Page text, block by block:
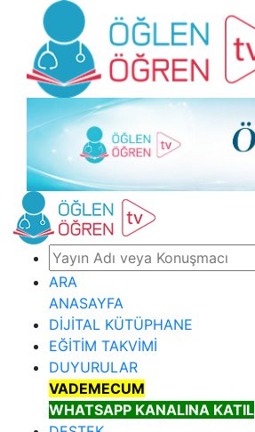
ARA
ANASAYFA
DİJİTAL KÜTÜPHANE
EĞİTİM TAKVİMİ
DUYURULAR
VADEMECUM
WHATSAPP KANALINA KATIL